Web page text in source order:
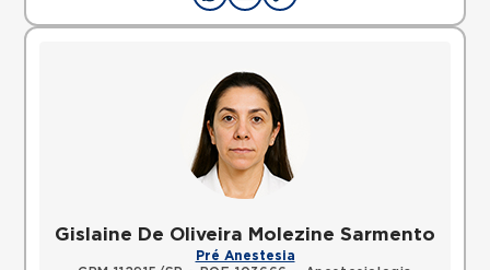
Gislaine De Oliveira Molezine Sarmento
Pré Anestesia